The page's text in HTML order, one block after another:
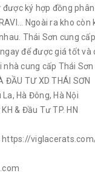
ký hợp đồng
Ngoài ra kho
Thái Sơn cung
để được giá tốt
cung cấp Thái
ĐẦU TƯ XD THÁI SƠN
Hà Đông, Hà Nội
& Đầu Tư TP. HN
https://